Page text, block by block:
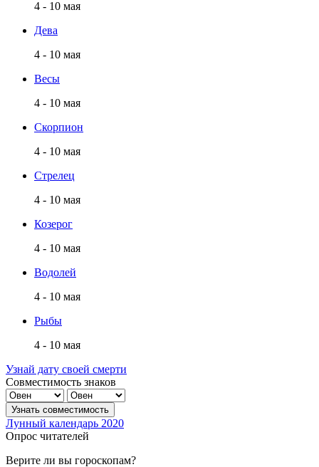
4 - 10 мая
Дева
4 - 10 мая
Весы
4 - 10 мая
Скорпион
4 - 10 мая
Стрелец
4 - 10 мая
Козерог
4 - 10 мая
Водолей
4 - 10 мая
Рыбы
4 - 10 мая
Узнай дату своей смерти
Совместимость знаков
Лунный календарь 2020
Опрос читателей
Верите ли вы гороскопам?